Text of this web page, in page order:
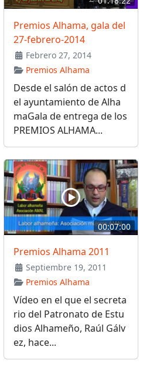
Premios Alhama, gala del
27-febrero-2014
Febrero 27, 2014
Premios Alhama
Desde el salón de actos d
el ayuntamiento de Alha
maGala de entrega de los
PREMIOS ALHAMA...
00:07:00
Premios Alhama 2011
Septiembre 19, 2011
Premios Alhama
Vídeo en el que el secreta
rio del Patronato de Estu
dios Alhameño, Raúl Gálv
ez, hace...